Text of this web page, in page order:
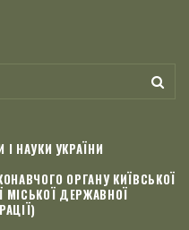
І НАУКИ УКРАЇНИ
ОРГАНУ КИЇВСЬКОЇ
МІСЬКОЇ ДЕРЖАВНОЇ